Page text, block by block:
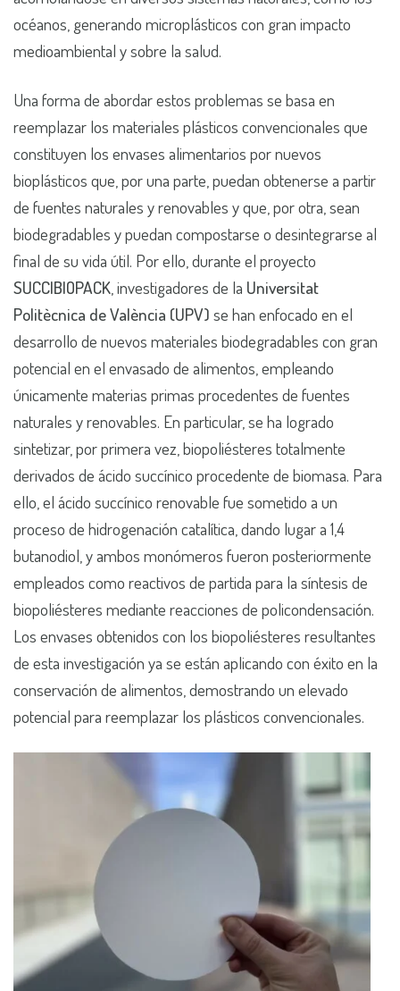
océanos, generando microplásticos con gran impacto
medioambiental y sobre la salud.
Una forma de abordar estos problemas se basa en
reemplazar los materiales plásticos convencionales que
constituyen los envases alimentarios por nuevos
bioplásticos que, por una parte, puedan obtenerse a partir
de fuentes naturales y renovables y que, por otra, sean
biodegradables y puedan compostarse o desintegrarse al
final de su vida útil. Por ello, durante el proyecto
SUCCIBIOPACK, investigadores de la Universitat
Politècnica de València (UPV) se han enfocado en el
desarrollo de nuevos materiales biodegradables con gran
potencial en el envasado de alimentos, empleando
únicamente materias primas procedentes de fuentes
naturales y renovables. En particular, se ha logrado
sintetizar, por primera vez, biopoliésteres totalmente
derivados de ácido succínico procedente de biomasa. Para
ello, el ácido succínico renovable fue sometido a un
proceso de hidrogenación catalítica, dando lugar a 1,4
butanodiol, y ambos monómeros fueron posteriormente
empleados como reactivos de partida para la síntesis de
biopoliésteres mediante reacciones de policondensación.
Los envases obtenidos con los biopoliésteres resultantes
de esta investigación ya se están aplicando con éxito en la
conservación de alimentos, demostrando un elevado
potencial para reemplazar los plásticos convencionales.